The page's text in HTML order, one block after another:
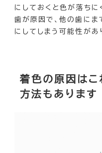
にしておくと色が落ちに
歯が原因で、他の歯にま
にしてしまう可能性があ
着色の原因は
方法もあります